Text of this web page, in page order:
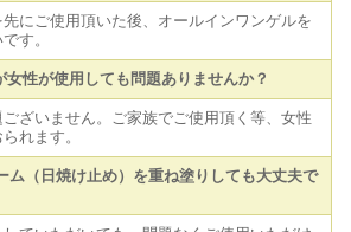
にご使用頂いた後、オールインワンゲルを
す。
女性が使用しても問題ありませんか？
ざいません。ご家族でご使用頂く等、女性
れます。
ム（日焼け止め）を重ね塗りしても大丈夫で